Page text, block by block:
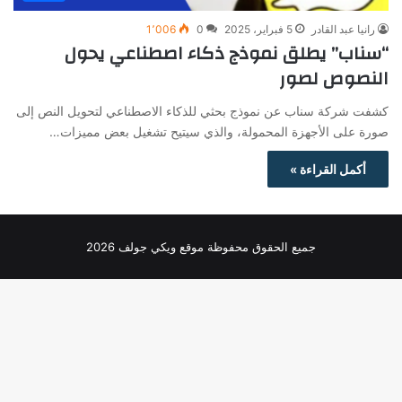
رانيا عبد القادر 5 فبراير، 2025 0 1٬006
“سناب” يطلق نموذج ذكاء اصطناعي يحول
النصوص لصور
كشفت شركة سناب عن نموذج بحثي للذكاء الاصطناعي لتحويل النص إلى
صورة على الأجهزة المحمولة، والذي سيتيح تشغيل بعض مميزات…
أكمل القراءة »
جميع الحقوق محفوظة موقع ويكي جولف 2026